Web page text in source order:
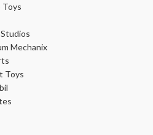
Toys
Mechanix
Toys